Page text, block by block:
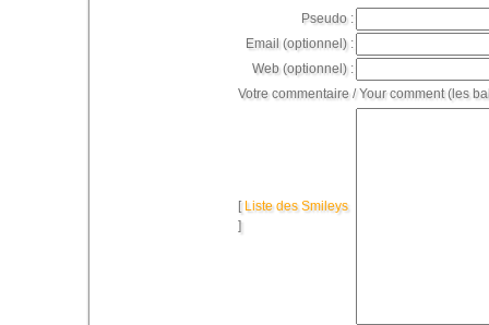
Pseudo :
Email (optionnel) :
Web (optionnel) :
Votre commentaire / Your comment (les
[ Liste des Smileys
]